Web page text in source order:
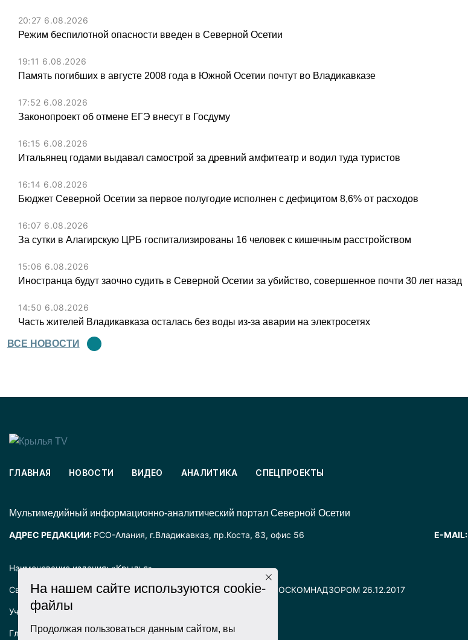
20:27 6.08.2026
Режим беспилотной опасности введен в Северной Осетии
19:11 6.08.2026
Память погибших в августе 2008 года в Южной Осетии почтут во Владикавказе
17:52 6.08.2026
Законопроект об отмене ЕГЭ внесут в Госдуму
16:15 6.08.2026
Итальянец годами выдавал самострой за древний амфитеатр и водил туда туристов
16:14 6.08.2026
Бюджет Северной Осетии за первое полугодие исполнен с дефицитом 8,6% от расходов
16:07 6.08.2026
За сутки в Алагирскую ЦРБ госпитализированы 16 человек с кишечным расстройством
15:06 6.08.2026
Иностранца будут заочно судить в Северной Осетии за убийство, совершенное почти 30 лет назад
14:50 6.08.2026
Часть жителей Владикавказа осталась без воды из-за аварии на электросетях
ВСЕ НОВОСТИ
Наименование издания: «Крылья».
Свидетельство о регистрации СМИ ЭЛ № ФС77-72025 выдано РОСКОМНАДЗОРОМ 26.12.2017
Учредитель: ООО «Крылья».
Главный редактор: Хадарцева Л.Ч.
ГЛАВНАЯ НОВОСТИ ВИДЕО АНАЛИТИКА СПЕЦПРОЕКТЫ
Mультимедийный информационно-аналитический портал Северной Осетии
АДРЕС РЕДАКЦИИ: РСО-Алания, г.Владикавказ, пр.Коста, 83, офис 56 E-MAIL:
На нашем сайте используются cookie-
файлы
Продолжая пользоваться данным сайтом, вы